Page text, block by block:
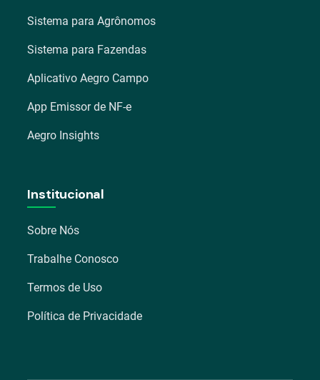
Sistema para Agrônomos
Sistema para Fazendas
Aplicativo Aegro Campo
App Emissor de NF-e
Aegro Insights
Institucional
Sobre Nós
Trabalhe Conosco
Termos de Uso
Política de Privacidade